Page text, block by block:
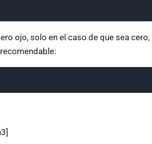
ojo, solo en el caso de que sea cero,